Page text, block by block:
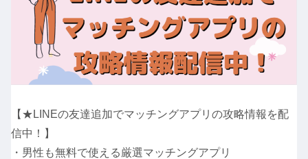
【★LINEの友達追加でマッチングアプリの攻略情報を配
信中！】
・男性も無料で使える厳選マッチングアプリ